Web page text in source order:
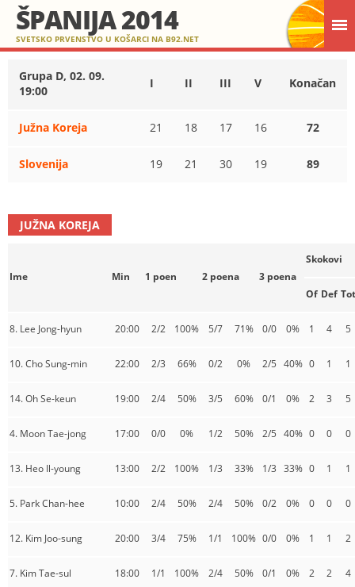
ŠPANIJA 2014
SVETSKO PRVENSTVO U KOŠARCI NA B92.NET
Grupa D, 02. 09.
19:00
I II III V Konačan
Južna Koreja 21 18 17 16 72
Slovenija 19 21 30 19 89
JUŽNA KOREJA
Ime Min 1 poen 2 poena 3 poena
Skokovi
Of Def Tot
8. Lee Jong-hyun 20:00 2/2 100% 5/7 71% 0/0 0% 1 4 5
10. Cho Sung-min 22:00 2/3 66% 0/2 0% 2/5 40% 0 1 1
14. Oh Se-keun 19:00 2/4 50% 3/5 60% 0/1 0% 2 3 5
4. Moon Tae-jong 17:00 0/0 0% 1/2 50% 2/5 40% 0 0 0
13. Heo Il-young 13:00 2/2 100% 1/3 33% 1/3 33% 0 1 1
5. Park Chan-hee 10:00 2/4 50% 2/4 50% 0/2 0% 0 0 0
12. Kim Joo-sung 20:00 3/4 75% 1/1 100% 0/0 0% 1 1 2
7. Kim Tae-sul 18:00 1/1 100% 2/4 50% 0/1 0% 2 2 4